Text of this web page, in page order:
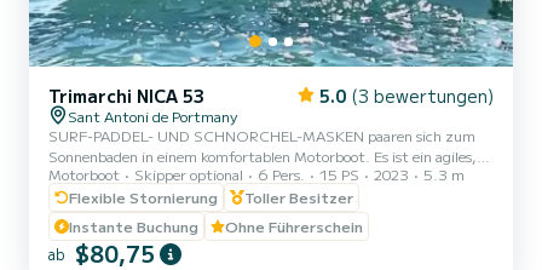
Trimarchi NICA 53 5.0 (3 bewertungen)
Sant Antoni de Portmany
SURF-PADDEL- UND SCHNORCHEL-MASKEN paaren sich zum
Sonnenbaden in einem komfortablen Motorboot. Es ist ein agiles,
leistungsstarkes und dynamisches Boot, mit dem Sie jeden Punkt
der Küste erreichen können eine Frage von Minuten. Der
Anlegehafen befindet sich in Sant Antoni de Portmany. Ideale
Lage, wenn Sie zu den Buchten Cala Bassa und Cala Comte fahren
möchten, um die Privatsphäre und Ruhe zu genießen, die in der
Motorboot Skipper optional 6 Pers. 15 PS 2023
5.3 m
Flexible Stornierung
Toller Besitzer
Instante Buchung
Ohne Führerschein
ab $80,75